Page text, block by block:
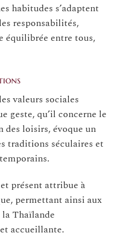
habitudes s’adaptent
responsabilités,
équilibrée entre tous,
valeurs sociales
geste, qu’il concerne le
des loisirs, évoque un
traditions séculaires et
présent attribue à
permettant ainsi aux
Thaïlande
accueillante.